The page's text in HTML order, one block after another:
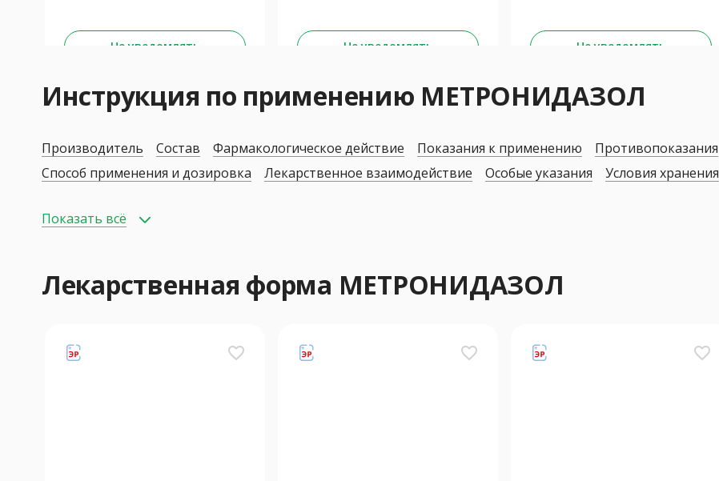
Не уведомлять Не уведомлять Не уведомлять
Инструкция по применению МЕТРОНИДАЗОЛ
Производитель Состав Фармакологическое действие Показания к применению Противопоказания
Способ применения и дозировка
Лекарственное взаимодействие Особые указания Условия хранения
Показать всё
Лекарственная форма МЕТРОНИДАЗОЛ
favorite_border favorite_border favorite_border